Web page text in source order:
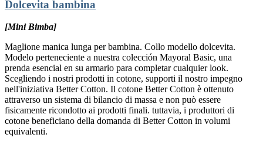
Dolcevita bambina
[Mini Bimba]
Maglione manica lunga per bambina. Collo modello dolcevita.
Modelo perteneciente a nuestra colección Mayoral Basic, una
prenda esencial en su armario para completar cualquier look.
Scegliendo i nostri prodotti in cotone, supporti il nostro impegno
nell'iniziativa Better Cotton. Il cotone Better Cotton è ottenuto
attraverso un sistema di bilancio di massa e non può essere
fisicamente ricondotto ai prodotti finali. tuttavia, i produttori di
cotone beneficiano della domanda di Better Cotton in volumi
equivalenti.